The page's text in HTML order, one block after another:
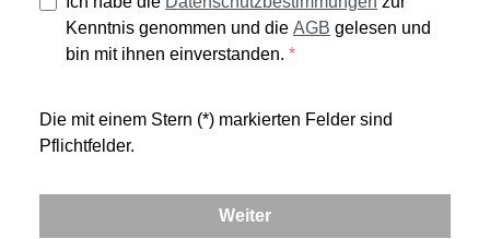
Kenntnis genommen und die AGB gelesen und
bin mit ihnen einverstanden. *
Die mit einem Stern (*) markierten Felder sind
Pflichtfelder.
Weiter